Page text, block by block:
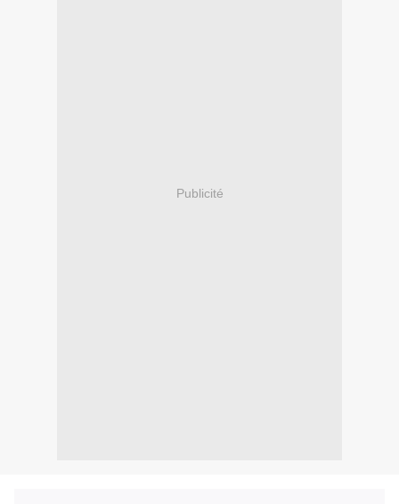
Publicité